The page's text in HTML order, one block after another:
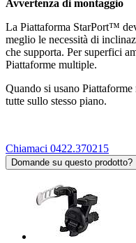
Avvertenza di montaggio
La Piattaforma StarPort™
meglio le necessità di
che supporta. Per superfici
Piattaforme multiple.
Quando si usano
tutte sullo stesso piano.
Chiamaci 0422.370215
Domande su questo prodotto?